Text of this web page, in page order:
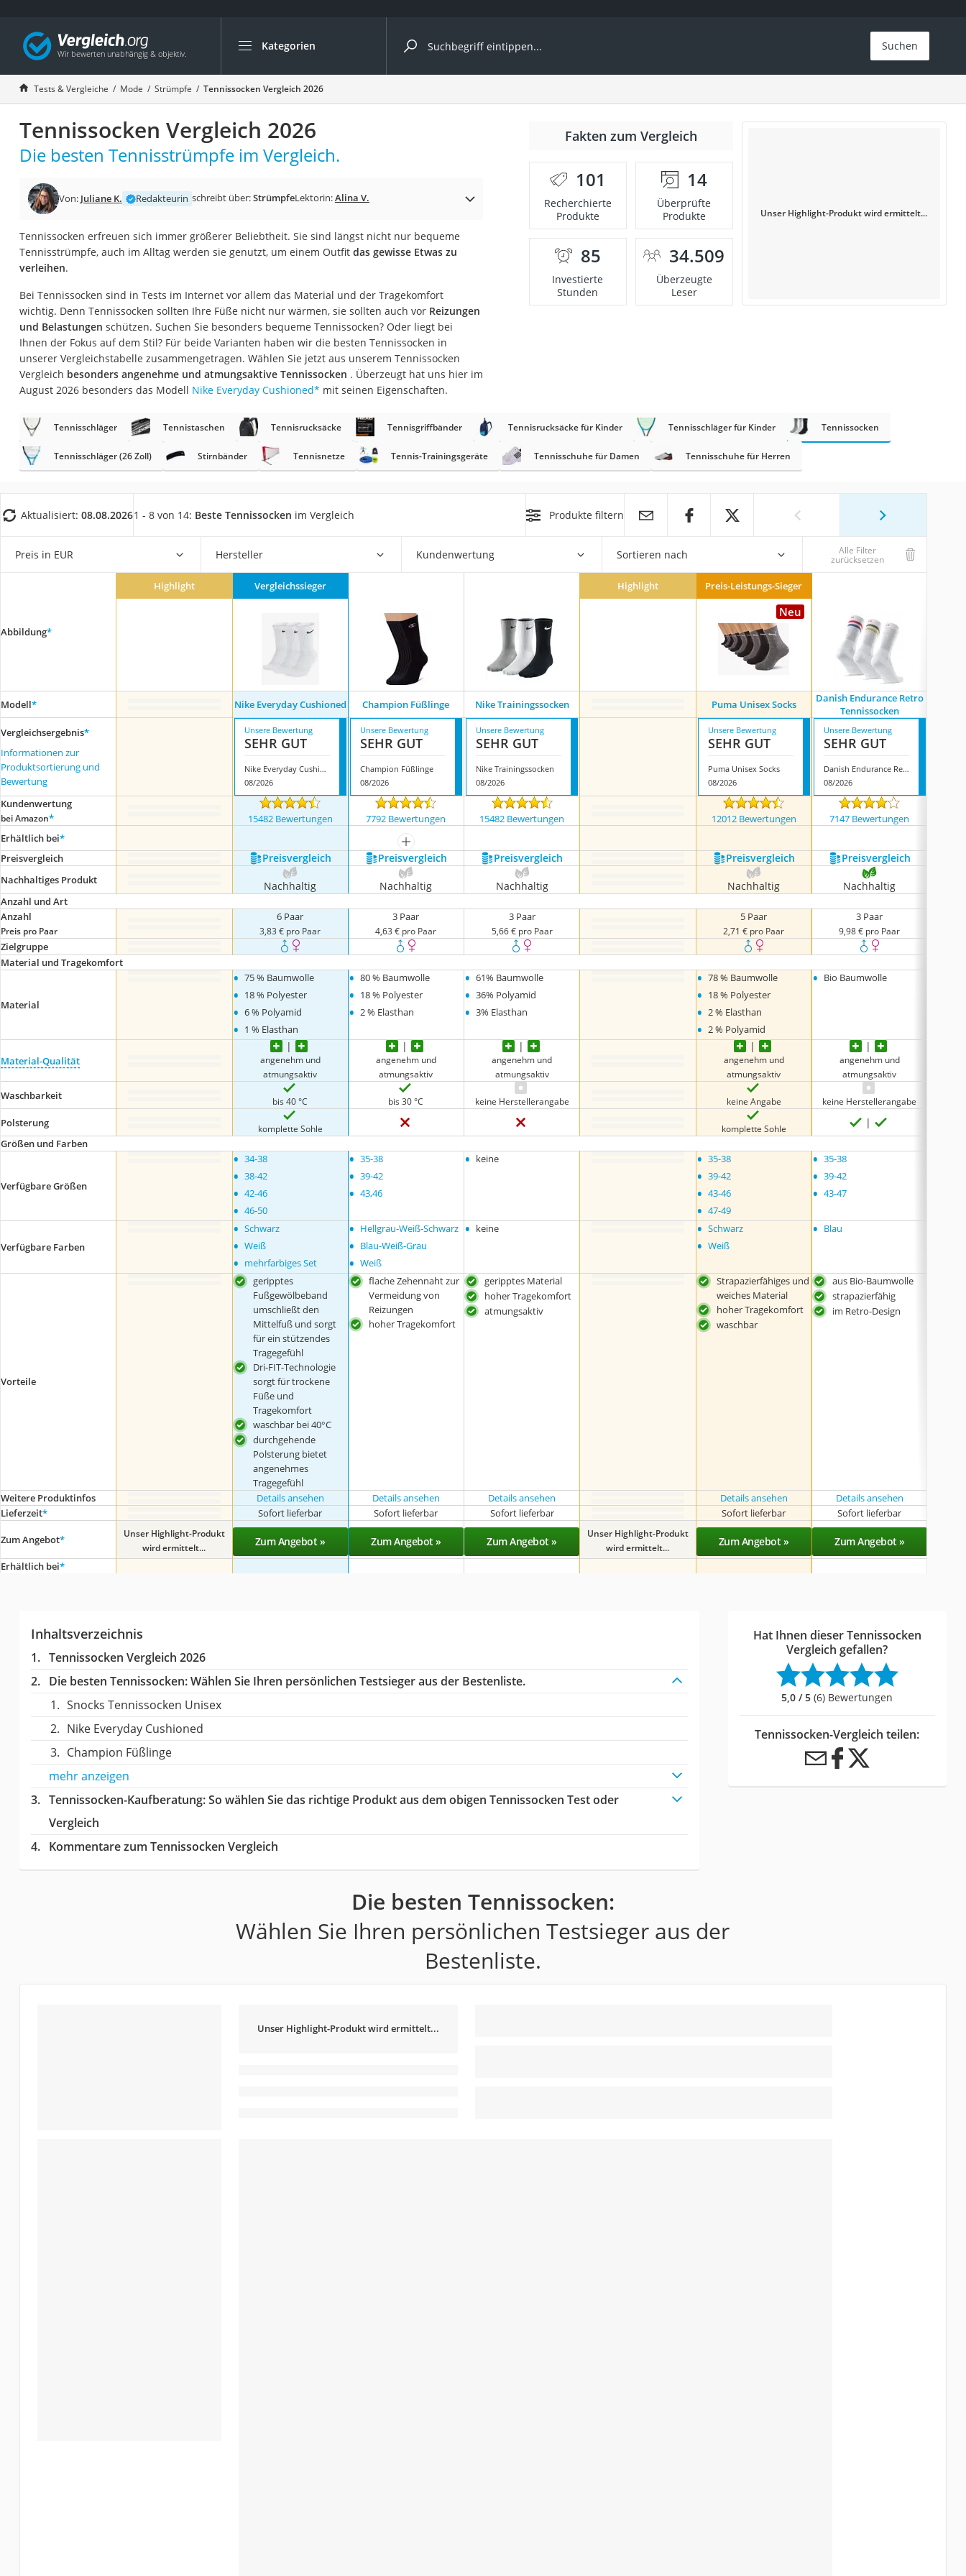
Kategorien
Die beliebtesten Vergleiche nach Kategorie
Mode
Boxershorts
Cellulite-Leggings
Herrensocken
Polarisierte Sonnenbrille
Hausschuhe Herren
Suunto-Uhr
Überzieh-Sonnenbrille
Sneaker Herren
Geldbörse Herren
Knirps-Regenschirm
Periodenunterwäsche
RFID-Schutzkarte
Motorradbrillen
Lederhose
Ausweishülle
Beheizbare Handschuhe
Service
Suchen
Tests & Vergleiche Mode Strümpfe Tennissocken Vergleich 2026
Tennissocken Vergleich 2026
Die besten Tennisstrümpfe im Vergleich.
Von: Juliane K. Redakteurin schreibt über:StrümpfeLektorin:Alina V.
Tennissocken erfreuen sich immer größerer Beliebtheit. Sie sind längst nicht nur bequeme
Tennisstrümpfe, auch im Alltag werden sie genutzt, um einem Outfit das gewisse Etwas zu
verleihen.
Bei Tennissocken sind in Tests im Internet vor allem das Material und der Tragekomfort
wichtig. Denn Tennissocken sollten Ihre Füße nicht nur wärmen, sie sollten auch vor Reizungen
und Belastungen schützen. Suchen Sie besonders bequeme Tennissocken? Oder liegt bei
Ihnen der Fokus auf dem Stil? Für beide Varianten haben wir die besten Tennissocken in
unserer Vergleichstabelle zusammengetragen. Wählen Sie jetzt aus unserem Tennissocken
Vergleich besonders angenehme und atmungsaktive Tennissocken . Überzeugt hat uns hier im
August 2026 besonders das Modell Nike Everyday Cushioned* mit seinen Eigenschaften.
Fakten zum Vergleich
101
Recherchierte
Produkte
14
Überprüfte
Produkte
85
Investierte
Stunden
34.509
Überzeugte
Leser
Unser Highlight-Produkt wird ermittelt...
Tennisschläger Tennistaschen Tennisrucksäcke Tennisgriffbänder Tennisrucksäcke für Kinder Tennisschläger für Kinder Tennissocken
Tennisschläger (26 Zoll) Stirnbänder Tennisnetze Tennis-Trainingsgeräte Tennisschuhe für Damen Tennisschuhe für Herren
Aktualisiert: 08.08.20261 - 8 von 14: Beste Tennissocken im Vergleich Produkte filtern
Preis in EUR Hersteller Kundenwertung Sortieren nach Alle Filter
zurücksetzen
Abbildung*
Highlight Vergleichssieger Highlight Preis-Leistungs-Sieger
Neu
Modell* Nike Everyday Cushioned Champion Füßlinge Nike Trainingssocken Puma Unisex Socks
Danish Endurance Retro
Tennissocken
Vergleichsergebnis*
Informationen zur
Produktsortierung und
Bewertung
Unsere Bewertung
SEHR GUT
Nike Everyday Cushioned
08/2026
Unsere Bewertung
SEHR GUT
Champion Füßlinge
08/2026
Unsere Bewertung
SEHR GUT
Nike Trainingssocken
08/2026
Unsere Bewertung
SEHR GUT
Puma Unisex Socks
08/2026
Unsere Bewertung
SEHR GUT
Danish Endurance Retro Tennissocken
08/2026
Kundenwertung
bei Amazon* 15482 Bewertungen 7792 Bewertungen 15482 Bewertungen 12012 Bewertungen 7147 Bewertungen
Erhältlich bei*
mehr anzeigen
Preis­vergleich
Preis­vergleich Preis­vergleich Preis­vergleich Preis­vergleich Preis­vergleich
Nachhaltiges Produkt Nachhaltig Nachhaltig Nachhaltig Nachhaltig Nachhaltig
Anzahl und Art
Anzahl
Preis pro Paar
6 Paar
3,83 € pro Paar
3 Paar
4,63 € pro Paar
3 Paar
5,66 € pro Paar
5 Paar
2,71 € pro Paar
3 Paar
9,98 € pro Paar
Zielgruppe
Material und Tragekomfort
Material
• 75 % Baumwolle
• 18 % Polyester
• 6 % Polyamid
• 1 % Elasthan
• 80 % Baumwolle
• 18 % Polyester
• 2 % Elasthan
• 61% Baumwolle
• 36% Polyamid
• 3% Elasthan
• 78 % Baumwolle
• 18 % Polyester
• 2 % Elasthan
• 2 % Polyamid
• Bio Baumwolle
Material-Qualität
angenehm und
atmungsaktiv
angenehm und
atmungsaktiv
angenehm und
atmungsaktiv
angenehm und
atmungsaktiv
angenehm und
atmungsaktiv
Waschbarkeit bis 40 °C bis 30 °C keine Herstellerangabe keine Angabe keine Herstellerangabe
Polsterung komplette Sohle komplette Sohle
Größen und Farben
Verfügbare Größen
• 34-38
• 38-42
• 42-46
• 46-50
• 35-38
• 39-42
• 43,46
• keine • 35-38
• 39-42
• 43-46
• 47-49
• 35-38
• 39-42
• 43-47
Verfügbare Farben
• Schwarz
• Weiß
• mehrfarbiges Set
• Hellgrau-Weiß-Schwarz
• Blau-Weiß-Grau
• Weiß
• keine • Schwarz
• Weiß
• Blau
Vorteile
geripptes
Fußgewölbeband
umschließt den
Mittelfuß und sorgt
für ein stützendes
Tragegefühl
Dri-FIT-Technologie
sorgt für trockene
Füße und
Tragekomfort
waschbar bei 40°C
durchgehende
Polsterung bietet
angenehmes
Tragegefühl
flache Zehennaht zur
Vermeidung von
Reizungen
hoher Tragekomfort
geripptes Material
hoher Tragekomfort
atmungsaktiv
Strapazierfähiges und
weiches Material
hoher Tragekomfort
waschbar
aus Bio-Baumwolle
strapazierfähig
im Retro-Design
Weitere Produktinfos Details ansehen Details ansehen Details ansehen Details ansehen Details ansehen
Lieferzeit* Sofort lieferbar Sofort lieferbar Sofort lieferbar Sofort lieferbar Sofort lieferbar
Zum Angebot*
Unser Highlight-Produkt
wird ermittelt...
Zum Angebot » Zum Angebot » Zum Angebot »
Unser Highlight-Produkt
wird ermittelt...
Zum Angebot » Zum Angebot »
Erhältlich bei*
Inhaltsverzeichnis
Tennissocken Vergleich 2026
Die besten Tennissocken:Wählen Sie Ihren persönlichen Testsieger aus der Bestenliste.
Snocks Tennissocken Unisex
Nike Everyday Cushioned
Champion Füßlinge
mehr anzeigen
Tennissocken-Kaufberatung: So wählen Sie das richtige Produkt aus dem obigen Tennissocken Test oder
Vergleich
Kommentare zum Tennissocken Vergleich
Hat Ihnen dieser Tennissocken
Vergleich gefallen?
5,0 / 5 (6) Bewertungen
Tennissocken-Vergleich teilen:
Die besten Tennissocken:
Wählen Sie Ihren persönlichen Testsieger aus der
Bestenliste.
Unser Highlight-Produkt wird ermittelt...